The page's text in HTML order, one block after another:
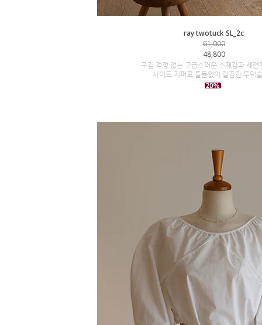
ray twotuck SL_2c
61,000
48,800
구김 걱정 없는 고급스러운 소재감과 세련
사이드 지퍼로 들뜸없이 깔끔한 투턱